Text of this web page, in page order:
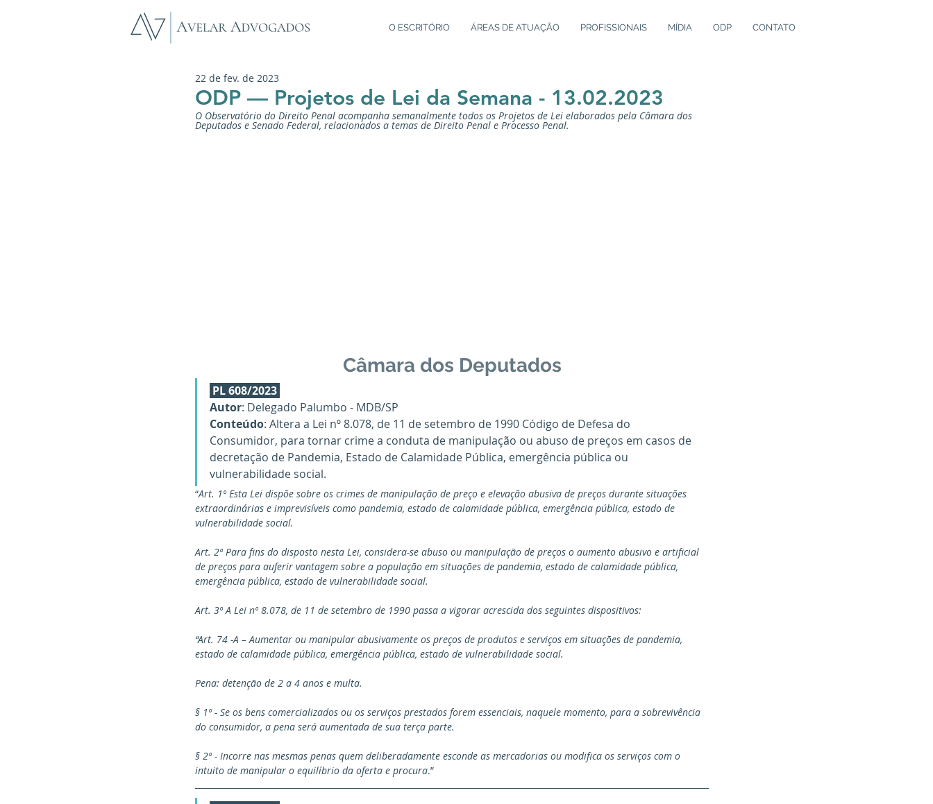
O ESCRITÓRIO ÁREAS DE ATUAÇÃO PROFISSIONAIS MÍDIA ODP CONTATO
ODP — Projetos de Lei da Semana - 13.02.2023
22 de fev. de 2023
O Observatório do Direito Penal acompanha semanalmente todos os Projetos de Lei elaborados pela Câmara dos
Deputados e Senado Federal, relacionados a temas de Direito Penal e Processo Penal.
Câmara dos Deputados
PL 608/2023
Autor: Delegado Palumbo - MDB/SP
Conteúdo: Altera a Lei nº 8.078, de 11 de setembro de 1990 Código de Defesa do
Consumidor, para tornar crime a conduta de manipulação ou abuso de preços em casos de
decretação de Pandemia, Estado de Calamidade Pública, emergência pública ou
vulnerabilidade social.
“Art. 1º Esta Lei dispõe sobre os crimes de manipulação de preço e elevação abusiva de preços durante situações
extraordinárias e imprevisíveis como pandemia, estado de calamidade pública, emergência pública, estado de
vulnerabilidade social.
Art. 2º Para fins do disposto nesta Lei, considera-se abuso ou manipulação de preços o aumento abusivo e artificial
de preços para auferir vantagem sobre a população em situações de pandemia, estado de calamidade pública,
emergência pública, estado de vulnerabilidade social.
Art. 3º A Lei nº 8.078, de 11 de setembro de 1990 passa a vigorar acrescida dos seguintes dispositivos:
“Art. 74 -A – Aumentar ou manipular abusivamente os preços de produtos e serviços em situações de pandemia,
estado de calamidade pública, emergência pública, estado de vulnerabilidade social.
Pena: detenção de 2 a 4 anos e multa.
§ 1º - Se os bens comercializados ou os serviços prestados forem essenciais, naquele momento, para a sobrevivência
do consumidor, a pena será aumentada de sua terça parte.
§ 2º - Incorre nas mesmas penas quem deliberadamente esconde as mercadorias ou modifica os serviços com o
intuito de manipular o equilíbrio da oferta e procura.”